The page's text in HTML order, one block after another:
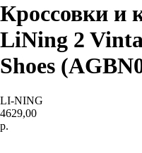
Кроссовки и
LiNing 2
Shoes
LI-NING
4629,00
р.